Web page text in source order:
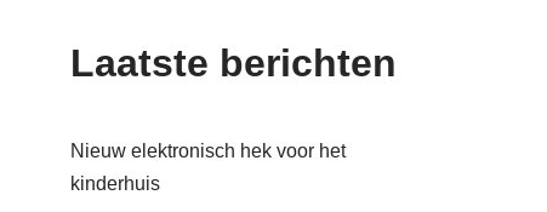
Laatste berichten
Nieuw elektronisch hek voor het
kinderhuis